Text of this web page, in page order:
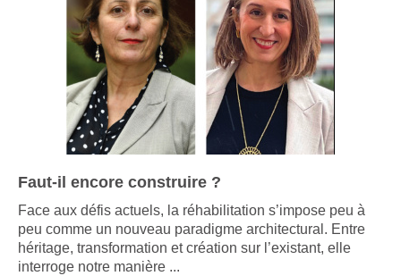
Faut-il encore construire ?
Face aux défis actuels, la réhabilitation s’impose peu à
peu comme un nouveau paradigme architectural. Entre
héritage, transformation et création sur l’existant, elle
interroge notre manière ...